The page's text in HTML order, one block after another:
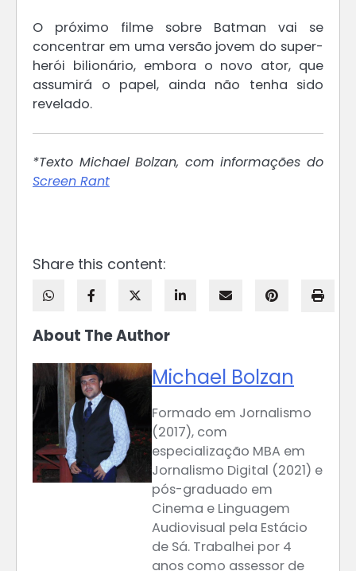
O próximo filme sobre Batman vai se
concentrar em uma versão jovem do super-
herói bilionário, embora o novo ator, que
assumirá o papel, ainda não tenha sido
revelado.
*Texto Michael Bolzan, com informações do
Screen Rant
Share this content:
About The Author
Michael Bolzan
Formado em Jornalismo
(2017), com
especialização MBA em
Jornalismo Digital (2021) e
pós-graduado em
Cinema e Linguagem
Audiovisual pela Estácio
de Sá. Trabalhei por 4
anos como assessor de